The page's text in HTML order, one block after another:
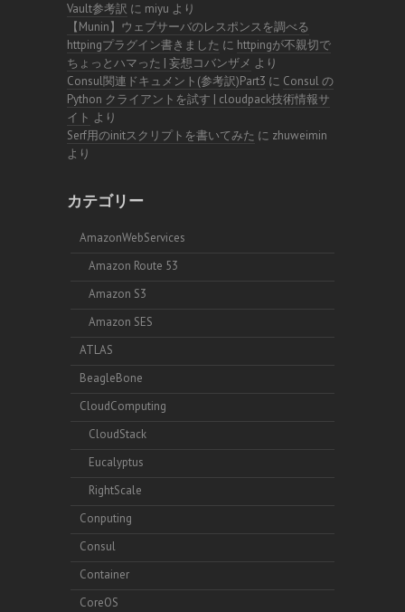
Vault参考訳 に miyu より
【Munin】ウェブサーバのレスポンスを調べる
httpingプラグイン書きました に httpingが不親切で
ちょっとハマった | 妄想コバンザメ より
Consul関連ドキュメント(参考訳)Part3 に Consul の
Python クライアントを試す | cloudpack技術情報サ
イト より
Serf用のinitスクリプトを書いてみた に zhuweimin
より
カテゴリー
AmazonWebServices
Amazon Route 53
Amazon S3
Amazon SES
ATLAS
BeagleBone
CloudComputing
CloudStack
Eucalyptus
RightScale
Conputing
Consul
Container
CoreOS